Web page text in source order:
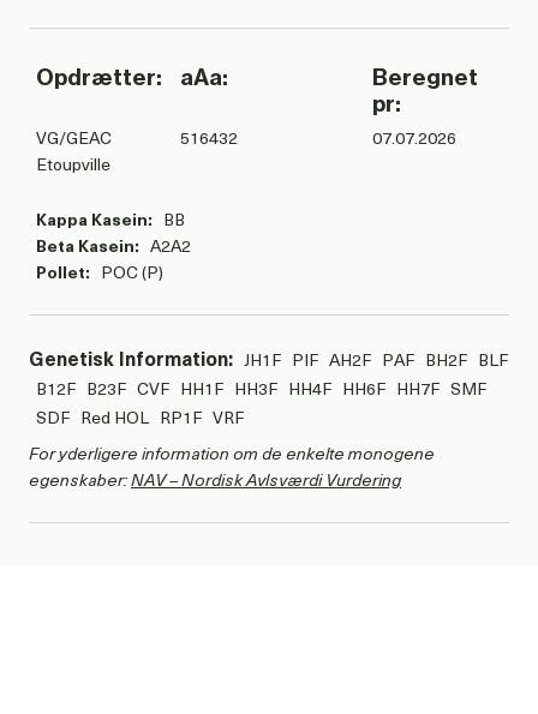
Opdrætter: aAa:
Beregnet
pr:
VG/GEAC
Etoupville
516432 07.07.2026
Kappa Kasein: BB
Beta Kasein: A2A2
Pollet: POC (P)
Genetisk Information: JH1F PIF AH2F PAF BH2F BLF
B12F B23F CVF HH1F HH3F HH4F HH6F HH7F SMF
SDF Red HOL RP1F VRF
For yderligere information om de enkelte monogene
egenskaber:NAV – Nordisk Avlsværdi Vurdering